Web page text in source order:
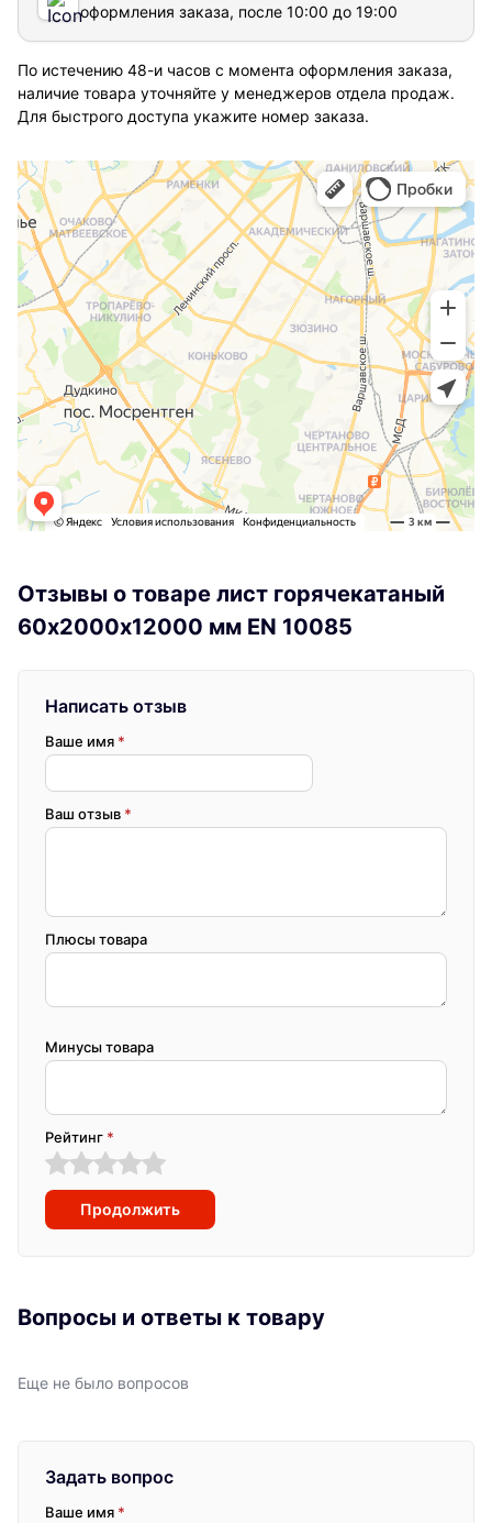
оформления заказа, после 10:00 до 19:00
По истечению 48-и часов с момента оформления заказа,
наличие товара уточняйте у менеджеров отдела продаж.
Для быстрого доступа укажите номер заказа.
Отзывы о товаре лист горячекатаный
60х2000х12000 мм EN 10085
Написать отзыв
Ваше имя *
Ваш отзыв *
Плюсы товара
Минусы товара
Рейтинг *
Продолжить
Вопросы и ответы к товару
Еще не было вопросов
Задать вопрос
Ваше имя *